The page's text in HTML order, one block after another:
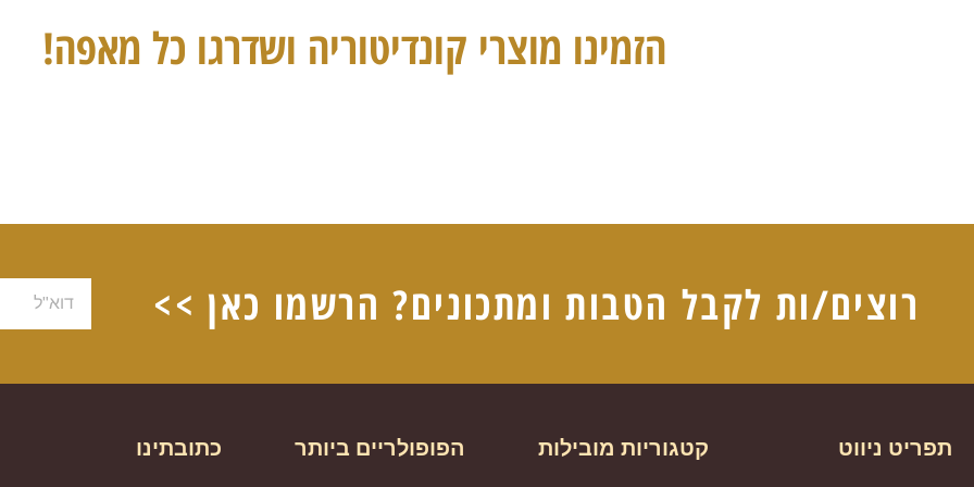
הזמינו מוצרי קונדיטוריה ושדרגו כל מאפה!
רוצים/ות לקבל הטבות ומתכונים? הרשמו כאן >>
תפריט ניווט קטגוריות מובילות הפופולריים ביותר כתובתינו